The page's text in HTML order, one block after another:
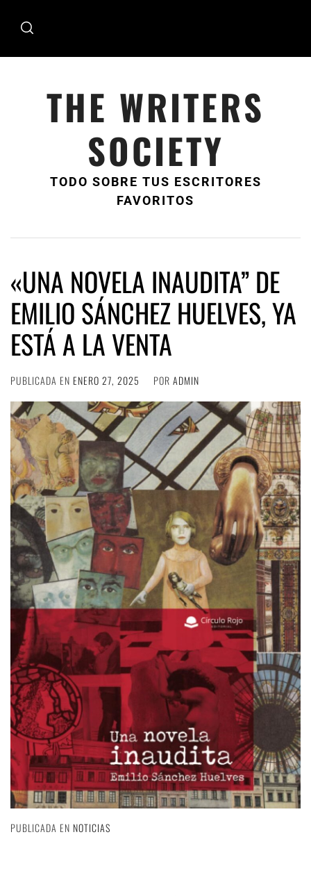
THE WRITERS
SOCIETY
TODO SOBRE TUS ESCRITORES
FAVORITOS
«UNA NOVELA INAUDITA” DE
EMILIO SÁNCHEZ HUELVES, YA
ESTÁ A LA VENTA
PUBLICADA EN ENERO 27, 2025 POR ADMIN
PUBLICADA EN NOTICIAS